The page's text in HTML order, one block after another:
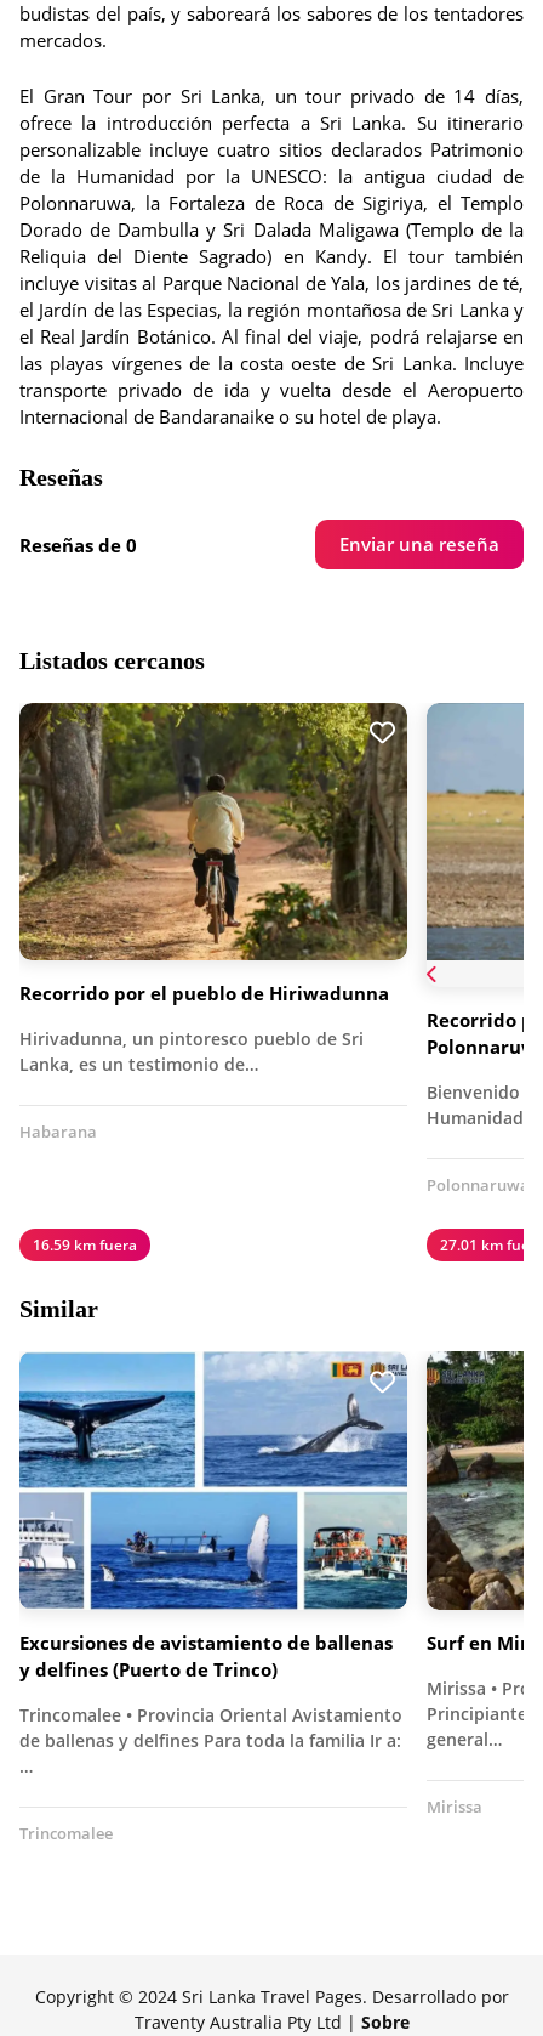
budistas del país, y saboreará los sabores de los tentadores
mercados.
El Gran Tour por Sri Lanka, un tour privado de 14 días,
ofrece la introducción perfecta a Sri Lanka. Su itinerario
personalizable incluye cuatro sitios declarados Patrimonio
de la Humanidad por la UNESCO: la antigua ciudad de
Polonnaruwa, la Fortaleza de Roca de Sigiriya, el Templo
Dorado de Dambulla y Sri Dalada Maligawa (Templo de la
Reliquia del Diente Sagrado) en Kandy. El tour también
incluye visitas al Parque Nacional de Yala, los jardines de té,
el Jardín de las Especias, la región montañosa de Sri Lanka y
el Real Jardín Botánico. Al final del viaje, podrá relajarse en
las playas vírgenes de la costa oeste de Sri Lanka. Incluye
transporte privado de ida y vuelta desde el Aeropuerto
Internacional de Bandaranaike o su hotel de playa.
Reseñas
Reseñas de 0 Enviar una reseña
Listados cercanos
Recorrido por el pueblo de Hiriwadunna
Hirivadunna, un pintoresco pueblo de Sri
Lanka, es un testimonio de…
Habarana
16.59 km fuera
Recorrido
Bienvenido a
Humanidad
Polonnaruwa
27.01 km fuera
Similar
Excursiones de avistamiento de ballenas
y delfines (Puerto de Trinco)
Trincomalee • Provincia Oriental Avistamiento
de ballenas y delfines Para toda la familia Ir a:
…
Trincomalee
Surf en
Mirissa •
Principiante
general…
Mirissa
Copyright © 2024 Sri Lanka Travel Pages. Desarrollado por
Traventy Australia Pty Ltd | Sobre